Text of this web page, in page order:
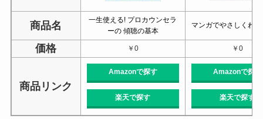
商品名
一生使える! プロカウンセラ
ーの 傾聴の基本
マンガでやさしくわ
価格 ￥0 ￥0
商品リンク
Amazonで探す
楽天で探す
Amazonで探す
楽天で探す